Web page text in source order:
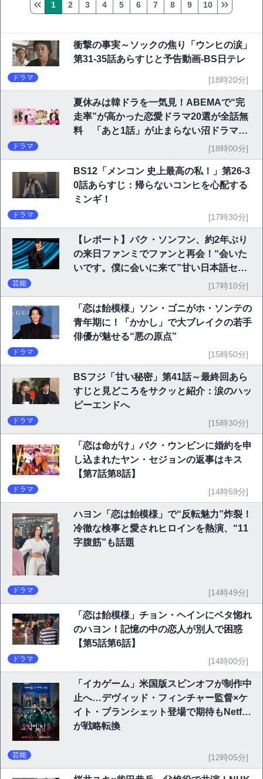
1 2 3 4 5 6 7 8 9 10
衝撃の事実～ソックの焦り「ウンヒの涙」
第31-35話あらすじと予告動画-BS日テレ
ドラマ [18時20分]
夏休みは韓ドラを一気見！ABEMAで“完
走率”が高かった恋愛ドラマ20選が全話無
料 「あと1話」が止まらない沼ドラマを
ドラマ [18時00分]
BS12「メンコン 史上最高の私！」第26-3
0話あらすじ：帰らないコンヒを心配する
ミンギ！
ドラマ [17時30分]
【レポート】パク・ソンフン、約2年ぶり
の来日ファンミでファンと再会！“会いた
いです。僕に会いに来て”甘い日本語セリ
芸能 [17時10分]
「恋は飴模様」ソン・ゴニがホ・ソンテの
青年期に！「かかし」で大ブレイクの若手
俳優が魅せる“悪の原点”
ドラマ [15時50分]
BSフジ「甘い秘密」第41話～最終回あら
すじと見どころをサクッと紹介：涙のハッ
ピーエンドへ
ドラマ [15時30分]
「恋は命がけ」パク・ウンビンに婚約を申
し込まれたヤン・セジョンの返事はキス
【第7話第8話】
ドラマ [14時59分]
ハヨン「恋は飴模様」で“反転魅力”炸裂！
冷徹な検事と愛されヒロインを熱演、“11
字腹筋”も話題
ドラマ [14時49分]
「恋は飴模様」チョン・ヘインにベタ惚れ
のハヨン！記憶の中の恋人が別人で困惑
【第5話第6話】
ドラマ [14時00分]
「イカゲーム」米国版スピンオフが制作中
止へ…デヴィッド・フィンチャー監督×ケ
イト・ブランシェット登場で期待もNetflix
が戦略転換
芸能 [12時05分]